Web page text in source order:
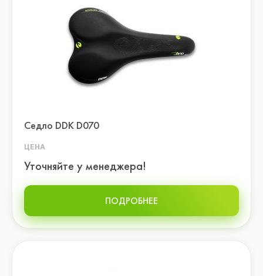
Седло DDK D070
ЦЕНА
Уточняйте у менеджера!
ПОДРОБНЕЕ